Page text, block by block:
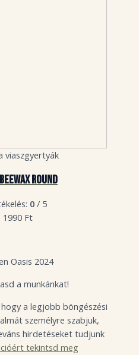
viaszgyertyák
Round
0/ 5
1990 Ft
Oasis 2024
a munkánkat!
a legjobb böngészési
személyre szabjuk,
hirdetéseket tudjunk
tekintsd meg